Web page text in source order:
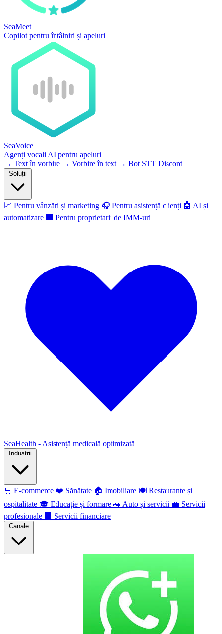
SeaMeet
Copilot pentru întâlniri și apeluri
SeaVoice
Agenți vocali AI pentru apeluri
→ Text în vorbire → Vorbire în text → Bot STT Discord
📈 Pentru vânzări și marketing 🎧 Pentru asistență clienți 🤖 AI și
automatizare 🏢 Pentru proprietarii de IMM-uri
SeaHealth - Asistență medicală optimizată
🛒 E-commerce ❤️ Sănătate 🏠 Imobiliare 🍽️ Restaurante și
ospitalitate 🎓 Educație și formare 🚗 Auto și servicii 💼 Servicii
profesionale 🏢 Servicii financiare